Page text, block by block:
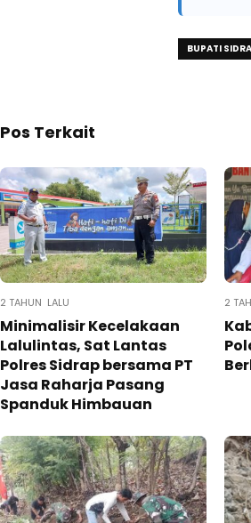
BUPATI
Pos Terkait
2 TAHUN LALU
Minimalisir Kecelakaan
Lalulintas, Sat Lantas
Polres Sidrap bersama PT
Jasa Raharja Pasang
Spanduk Himbauan
2